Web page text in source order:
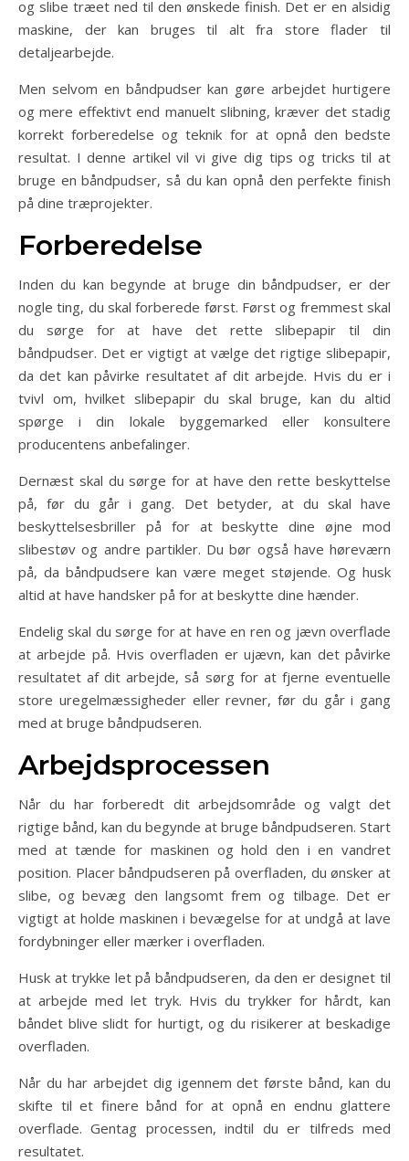
og slibe træet ned til den ønskede finish. Det er en alsidig
maskine, der kan bruges til alt fra store flader til
detaljearbejde.
Men selvom en båndpudser kan gøre arbejdet hurtigere
og mere effektivt end manuelt slibning, kræver det stadig
korrekt forberedelse og teknik for at opnå den bedste
resultat. I denne artikel vil vi give dig tips og tricks til at
bruge en båndpudser, så du kan opnå den perfekte finish
på dine træprojekter.
Forberedelse
Inden du kan begynde at bruge din båndpudser, er der
nogle ting, du skal forberede først. Først og fremmest skal
du sørge for at have det rette slibepapir til din
båndpudser. Det er vigtigt at vælge det rigtige slibepapir,
da det kan påvirke resultatet af dit arbejde. Hvis du er i
tvivl om, hvilket slibepapir du skal bruge, kan du altid
spørge i din lokale byggemarked eller konsultere
producentens anbefalinger.
Dernæst skal du sørge for at have den rette beskyttelse
på, før du går i gang. Det betyder, at du skal have
beskyttelsesbriller på for at beskytte dine øjne mod
slibestøv og andre partikler. Du bør også have høreværn
på, da båndpudsere kan være meget støjende. Og husk
altid at have handsker på for at beskytte dine hænder.
Endelig skal du sørge for at have en ren og jævn overflade
at arbejde på. Hvis overfladen er ujævn, kan det påvirke
resultatet af dit arbejde, så sørg for at fjerne eventuelle
store uregelmæssigheder eller revner, før du går i gang
med at bruge båndpudseren.
Arbejdsprocessen
Når du har forberedt dit arbejdsområde og valgt det
rigtige bånd, kan du begynde at bruge båndpudseren. Start
med at tænde for maskinen og hold den i en vandret
position. Placer båndpudseren på overfladen, du ønsker at
slibe, og bevæg den langsomt frem og tilbage. Det er
vigtigt at holde maskinen i bevægelse for at undgå at lave
fordybninger eller mærker i overfladen.
Husk at trykke let på båndpudseren, da den er designet til
at arbejde med let tryk. Hvis du trykker for hårdt, kan
båndet blive slidt for hurtigt, og du risikerer at beskadige
overfladen.
Når du har arbejdet dig igennem det første bånd, kan du
skifte til et finere bånd for at opnå en endnu glattere
overflade. Gentag processen, indtil du er tilfreds med
resultatet.